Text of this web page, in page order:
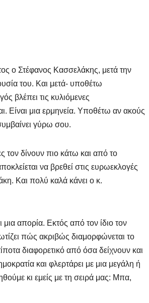
ο Στέφανος Κασσελάκης, μετά την
του. Και μετά- υποθέτω
βλέπει τις κυλιόμενες
Είναι μια ερμηνεία. Υποθέτω αν ακούς
γύρω σου.
τον δίνουν πιο κάτω και από το
να βρεθεί στις ευρωεκλογές
Και πολύ καλά κάνει ο κ.
απορία. Εκτός από τον ίδιο τον
πώς ακριβώς διαμορφώνεται το
διαφορετικό από όσα δείχνουν και
και φλερτάρει με μια μεγάλη ή
κι εμείς με τη σειρά μας: Μπα,